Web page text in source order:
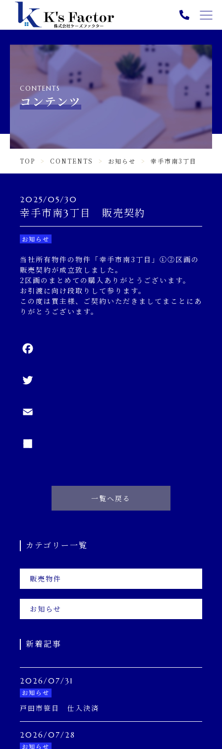
TOP
PICK UP
ABOUT
SERVICE
CONTENTS
INFORMATION
コンテンツ一覧
お問い合わせフォーム
CONTENTS
コンテンツ
TOP CONTENTS お知らせ 幸手市南3丁目 販売
2025/05/30
幸手市南3丁目 販売契約
お知らせ
当社所有物件の物件「幸手市南3丁目」①②区画の
販売契約が成立致しました。
2区画のまとめての購入ありがとうございます。
お引渡に向け段取りして参ります。
この度は買主様、ご契約いただきましてまことにあ
りがとうございます。
一覧へ戻る
カテゴリー一覧
販売物件
お知らせ
新着記事
2026/07/31
お知らせ
戸田市笹目 仕入決済
2026/07/28
お知らせ